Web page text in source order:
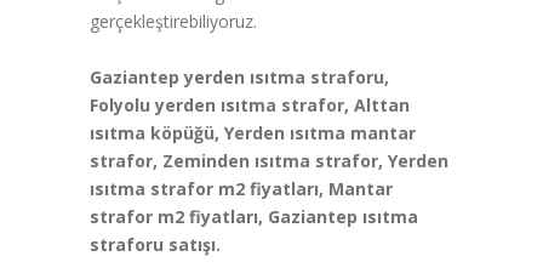
gerçekleştirebiliyoruz.
Gaziantep yerden ısıtma straforu,
Folyolu yerden ısıtma strafor, Alttan
ısıtma köpüğü, Yerden ısıtma mantar
strafor, Zeminden ısıtma strafor, Yerden
ısıtma strafor m2 fiyatları, Mantar
strafor m2 fiyatları, Gaziantep ısıtma
straforu satışı.